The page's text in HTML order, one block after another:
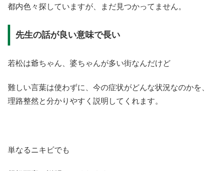
都内色々探していますが、まだ見つかってません。
先生の話が良い意味で長い
若松は爺ちゃん、婆ちゃんが多い街なんだけど
難しい言葉は使わずに、今の症状がどんな状況なのかを、
理路整然と分かりやすく説明してくれます。
単なるニキビでも